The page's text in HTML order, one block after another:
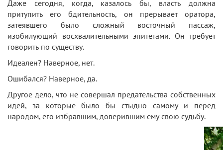
Даже сегодня, когда, казалось бы, власть должна
притупить его бдительность, он прерывает оратора,
затеявшего было сложный восточный пассаж,
изобилующий восхвалительными эпитетами. Он требует
говорить по существу.
Идеален? Наверное, нет.
Ошибался? Наверное, да.
Другое дело, что не совершал предательства собственных
идей, за которые было бы стыдно самому и перед
народом, его избравшим, доверившим ему свою судьбу.